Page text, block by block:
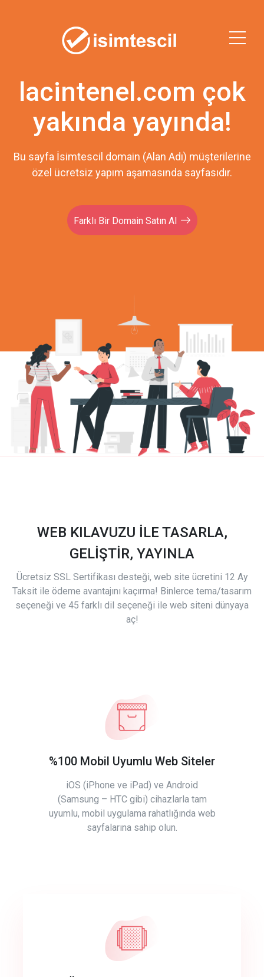
lacintenel.com çok
yakında yayında!
Bu sayfa İsimtescil domain (Alan Adı) müşterilerine
özel ücretsiz yapım aşamasında sayfasıdır.
Farklı Bir Domain Satın Al
WEB KILAVUZU İLE TASARLA,
GELİŞTİR, YAYINLA
Ücretsiz SSL Sertifikası desteği, web site ücretini 12 Ay
Taksit ile ödeme avantajını kaçırma! Binlerce tema/tasarım
seçeneği ve 45 farklı dil seçeneği ile web siteni dünyaya
aç!
%100 Mobil Uyumlu Web Siteler
iOS (iPhone ve iPad) ve Android
(Samsung – HTC gibi) cihazlarla tam
uyumlu, mobil uygulama rahatlığında web
sayfalarına sahip olun.